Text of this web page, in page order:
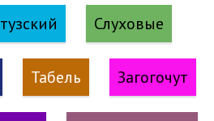
Слуховые
Табель Загогочут